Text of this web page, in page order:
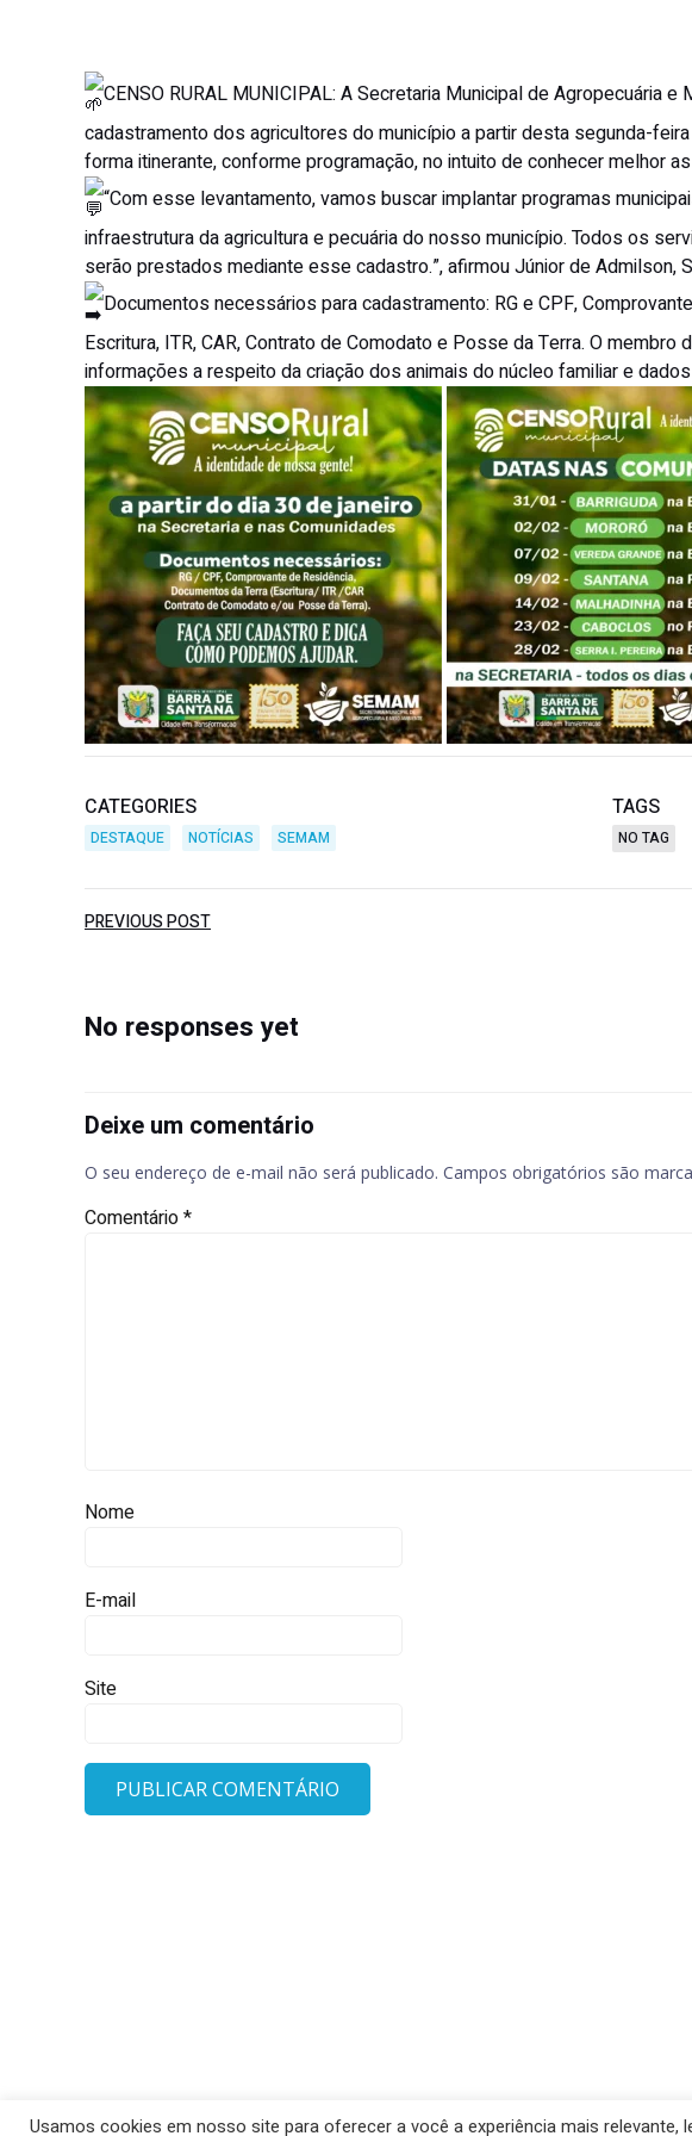
CENSO RURAL MUNICIPAL: A Secretaria Municipal de Agropecuária
cadastramento dos agricultores do município a partir desta segunda-
forma itinerante, conforme programação, no intuito de conhecer melhor
“Com esse levantamento, vamos buscar implantar programas
infraestrutura da agricultura e pecuária do nosso município. Todos os
serão prestados mediante esse cadastro.”, afirmou Júnior de Admilson,
Documentos necessários para cadastramento: RG e CPF,
Escritura, ITR, CAR, Contrato de Comodato e Posse da Terra. O
informações a respeito da criação dos animais do núcleo familiar e
CATEGORIES
DESTAQUE NOTÍCIAS SEMAM
TAGS
NO TAG
Post
navigation
PREVIOUS POST
No responses yet
Deixe um comentário
O seu endereço de e-mail não será publicado. Campos obrigatórios são
Comentário*
Nome
E-mail
Site
© 2026 Barra de Santana-
Usamos cookies em nosso site para oferecer a você a experiência mais relevante,